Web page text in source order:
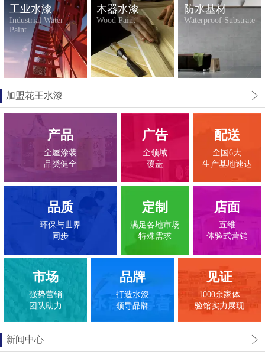
工业水漆
Industrial Water
Paint
木器水漆
Wood Paint
防水基材
Waterproof Substrate
加盟花王水漆
产品
全屋涂装
品类健全
广告
全领域
覆盖
配送
全国6大
生产基地速达
品质
环保与世界
同步
定制
满足各地市场
特殊需求
店面
五维
体验式营销
市场
强势营销
团队助力
品牌
打造水漆
领导品牌
见证
1000余家体
验馆实力展现
新闻中心